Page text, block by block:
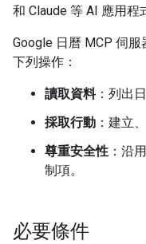
和 Claude 等 AI 應用程
Google 日曆 MCP 伺
下列操作：
讀取資料：列出
採取行動 ：建立
尊重安全性 ：沿
制項。
必要條件